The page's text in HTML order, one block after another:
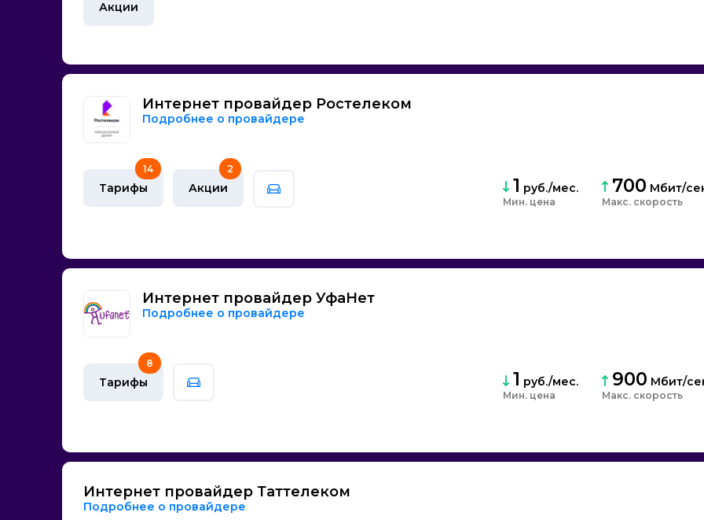
ТатАИСнефть
Акции
Интернет провайдер Ростелеком
Подробнее о провайдере
Тарифы
14
Акции
2
1 руб./мес.
Мин. цена
700 Мбит/
скорость
Интернет провайдер УфаНет
Подробнее о провайдере
Тарифы
8
1 руб./мес.
Мин. цена
900 Мбит/
скорость
Интернет провайдер Таттелеком
Подробнее о провайдере